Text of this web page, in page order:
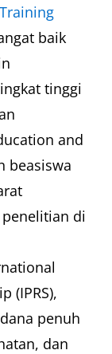
baik
tinggi
and
beasiswa
di
(IPRS),
penuh
dan